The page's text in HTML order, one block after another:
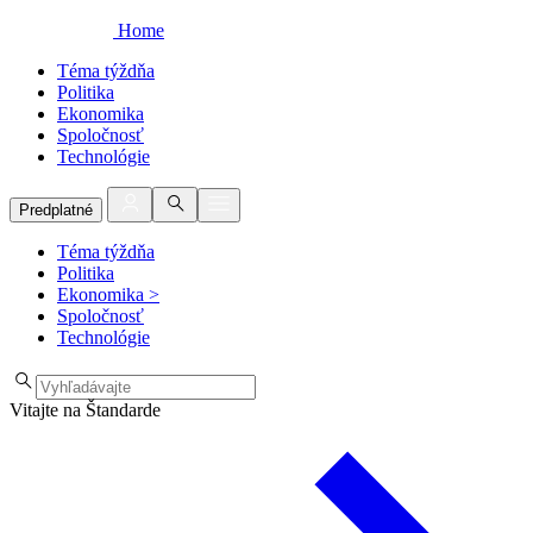
Home
Téma týždňa
Politika
Ekonomika
Spoločnosť
Technológie
Predplatné
Téma týždňa
Politika
Ekonomika >
Spoločnosť
Technológie
Vitajte na Štandarde